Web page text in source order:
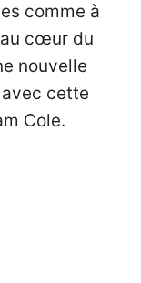
comme à
cœur du
nouvelle
cette
Cole.